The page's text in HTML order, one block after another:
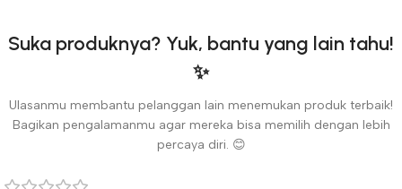
Suka produknya? Yuk, bantu yang lain tahu!
✨
Ulasanmu membantu pelanggan lain menemukan produk terbaik!
Bagikan pengalamanmu agar mereka bisa memilih dengan lebih
percaya diri. 😊